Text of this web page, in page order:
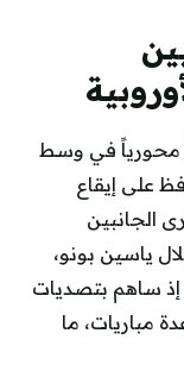
محورياً في وسط
على إيقاع
الجانبين
ياسين بونو،
إذ ساهم بتصديات
مباريات، ما